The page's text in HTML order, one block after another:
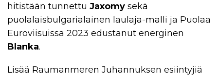
hitistään tunnettu Jaxomy sekä
puolalaisbulgarialainen laulaja-malli ja Puolaa
Euroviisuissa 2023 edustanut energinen
Blanka.
Lisää Raumanmeren Juhannuksen esiintyjiä